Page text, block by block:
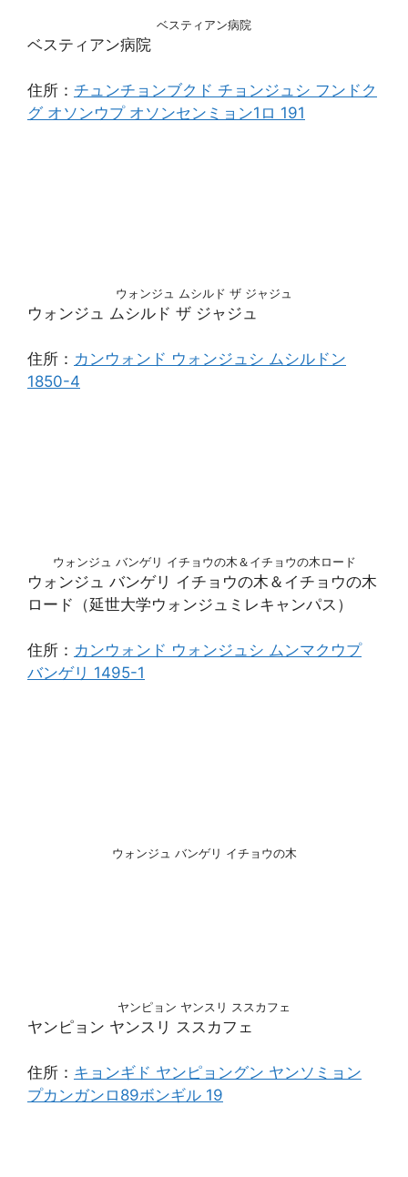
ベスティアン病院
ベスティアン病院
住所： チュンチョンブクド チョンジュシ フンドク
グ オソンウプ オソンセンミョン1ロ 191
ウォンジュ ムシルド ザ ジャジュ
ウォンジュ ムシルド ザ ジャジュ
住所： カンウォンド ウォンジュシ ムシルドン
1850-4
ウォンジュ バンゲリ イチョウの木＆イチョウの木ロード
ウォンジュ バンゲリ イチョウの木＆イチョウの木
ロード（延世大学ウォンジュミレキャンパス）
住所： カンウォンド ウォンジュシ ムンマクウプ
バンゲリ 1495-1
ウォンジュ バンゲリ イチョウの木
ヤンピョン ヤンスリ ススカフェ
ヤンピョン ヤンスリ ススカフェ
住所： キョンギド ヤンピョングン ヤンソミョン
プカンガンロ89ボンギル 19